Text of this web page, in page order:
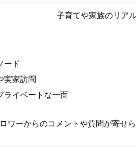
子育てや家族のリア
ード
実家訪問
ライベートな一面
ワーからのコメントや質問が寄せ